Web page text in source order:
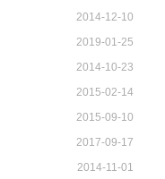
2014-12-10
2019-01-25
2014-10-23
2015-02-14
2015-09-10
2017-09-17
2014-11-01